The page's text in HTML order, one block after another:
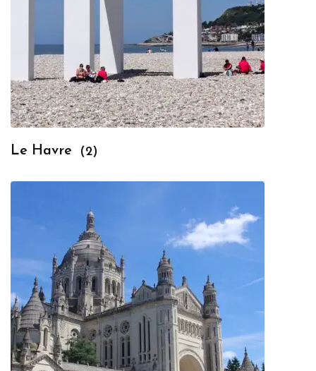
Le Havre (2)